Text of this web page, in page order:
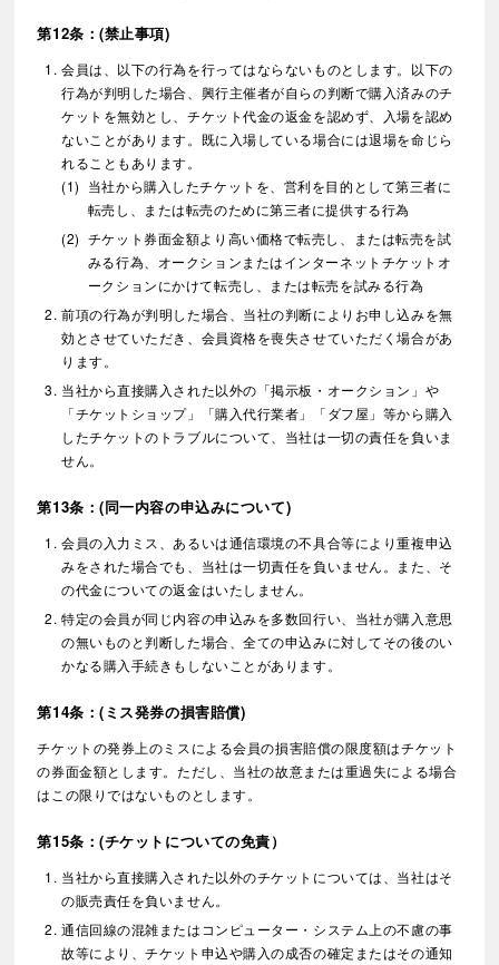
第12条：(禁止事項)
会員は、以下の行為を行ってはならないものとします。以下の
行為が判明した場合、興行主催者が自らの判断で購入済みのチ
ケットを無効とし、チケット代金の返金を認めず、入場を認め
ないことがあります。既に入場している場合には退場を命じら
れることもあります。
当社から購入したチケットを、営利を目的として第三者に
転売し、または転売のために第三者に提供する行為
チケット券面金額より高い価格で転売し、または転売を試
みる行為、オークションまたはインターネットチケットオ
ークションにかけて転売し、または転売を試みる行為
前項の行為が判明した場合、当社の判断によりお申し込みを無
効とさせていただき、会員資格を喪失させていただく場合があ
ります。
当社から直接購入された以外の「掲示板・オークション」や
「チケットショップ」「購入代行業者」「ダフ屋」等から購入
したチケットのトラブルについて、当社は一切の責任を負いま
せん。
第13条：(同一内容の申込みについて)
会員の入力ミス、あるいは通信環境の不具合等により重複申込
みをされた場合でも、当社は一切責任を負いません。また、そ
の代金についての返金はいたしません。
特定の会員が同じ内容の申込みを多数回行い、当社が購入意思
の無いものと判断した場合、全ての申込みに対してその後のい
かなる購入手続きもしないことがあります。
第14条：(ミス発券の損害賠償)
チケットの発券上のミスによる会員の損害賠償の限度額はチケット
の券面金額とします。ただし、当社の故意または重過失による場合
はこの限りではないものとします。
第15条：(チケットについての免責）
当社から直接購入された以外のチケットについては、当社はそ
の販売責任を負いません。
通信回線の混雑またはコンピューター・システム上の不慮の事
故等により、チケット申込や購入の成否の確定またはその通知